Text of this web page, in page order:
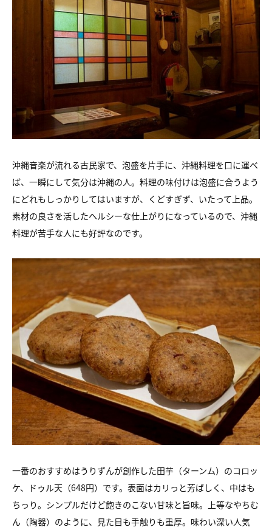
沖縄音楽が流れる古民家で、泡盛を片手に、沖縄料理を口に運べ
ば、 一瞬にして気分は沖縄の人。料理の味付けは泡盛に合うよう
にどれもしっかりしてはいますが、くどすぎず、いたって上品。
素材の良さを活したヘルシーな仕上がりになっているので、 沖縄
料理が苦手な人にも好評なのです。
一番のおすすめはうりずんが創作した田芋（ターンム）のコロッ
ケ、
ドゥル天（648円）です。表面はカリっと芳ばしく、中はも
ちっり。 シンプルだけど飽きのこない甘味と旨味。上等なやちむ
ん（陶器） のように、見た目も手触りも重厚。味わい深い人気